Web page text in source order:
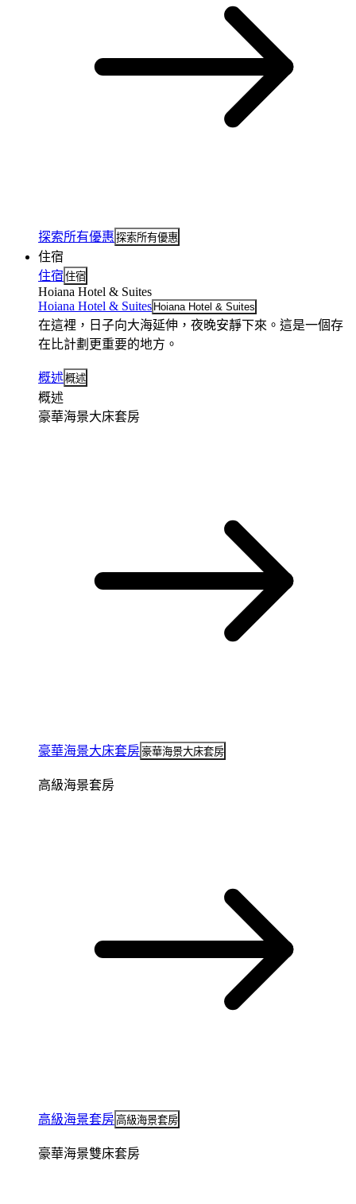
探索所有優惠 探索所有優惠
住宿
住宿 住宿
Hoiana Hotel & Suites
Hoiana Hotel & Suites Hoiana Hotel & Suites
在這裡，日子向大海延伸，夜晚安靜下來。這是一個存
在比計劃更重要的地方。
概述概述
概述
豪華海景大床套房
豪華海景大床套房豪華海景大床套房
高級海景套房
高級海景套房高級海景套房
豪華海景雙床套房